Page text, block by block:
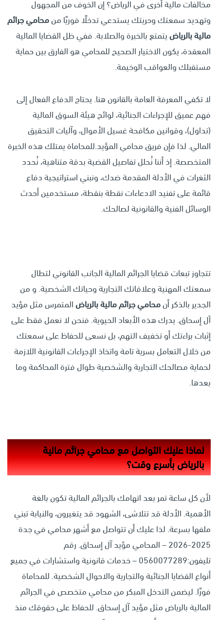
مخالفات مالية أخرى في الرياض؟ إن الخوف من المجهول
وتهديد سمعتك وحريتك يستدعي تدخلًا فوريًا منمحامي جرائم
مالية بالرياضيتمتع بالخبرة والصلابة. ففي ظل القضايا المالية
المعقدة، يكون الاختيار الصحيح للمحامي هو الفارق بين حماية
مستقبلك والعواقب الوخيمة.
لا تكفي المعرفة العامة بالقانون هنا. يحتاج الدفاع الفعال إلى
فهم عميق للإجراءات الجنائية، لوائح هيئة السوق المالية
(تداول)، وقوانين مكافحة غسيل الأموال، وآليات التحقيق
المالي. لذا فإن فريق محامي المؤيد.للمحاماة يمتلك هذه الخبرة
المتخصصة. إذ أننا نُحلل تفاصيل القضية بدقة متناهية، نُحدد
الثغرات في الأدلة المقدمة ضدك، ونبني استراتيجية دفاع
قائمة على تفنيد الادعاءات نقطة بنقطة، مستخدمين أحدث
الوسائل الفنية والقانونية لصالحك.
تتجاوز تبعات قضايا الجرائم المالية الجانب القانوني لتطال
سمعتك المهنية وعلاقاتك التجارية وحياتك الشخصية. و من
الجدير بالذكر أنمحامي جرائم مالية بالرياضالمتمرس مثل مؤيد
آل إسحاق. يدرك هذه الأبعاد الحيوية. فنحن لا نعمل فقط على
إثبات براءتك أو تخفيف التهم، بل نسعى للحفاظ على سمعتك
من خلال التعامل بسرية تامة واتخاذ الإجراءات القانونية اللازمة
لحماية مصالحك التجارية والشخصية طوال فترة المحاكمة وما
بعدها.
لماذا عليك التواصل مع محامي جرائم مالية
بالرياض بأسرع وقت؟
لأن كل ساعة تمر بعد اتهامك بالجرائم المالية تكون بالغة
الأهمية. الأدلة قد تتلاشى، الشهود قد يتغيرون، والنيابة تبني
ملفها بسرعة. لذا عليك أن تتواصل مع أشهر محامي في جدة
2025-2026 – المحامي مؤيد آل إسحاق. رقم
تليفون:0560077289 – خدمات قانونية واستشارات في جميع
أنواع القضايا الجنائية والتجارية والاحوال الشخصية. للمحاماة
فورًا. ليضمن التدخل المبكر من محامي متخصص في الجرائم
المالية بالرياض مثل مؤيد آل إسحاق. للحفاظ على حقوقك منذ